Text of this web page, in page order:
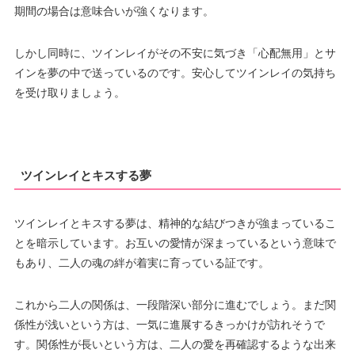
期間の場合は意味合いが強くなります。
しかし同時に、ツインレイがその不安に気づき「心配無用」とサ
インを夢の中で送っているのです。安心してツインレイの気持ち
を受け取りましょう。
ツインレイとキスする夢
ツインレイとキスする夢は、精神的な結びつきが強まっているこ
とを暗示しています。お互いの愛情が深まっているという意味で
もあり、二人の魂の絆が着実に育っている証です。
これから二人の関係は、一段階深い部分に進むでしょう。まだ関
係性が浅いという方は、一気に進展するきっかけが訪れそうで
す。関係性が長いという方は、二人の愛を再確認するような出来